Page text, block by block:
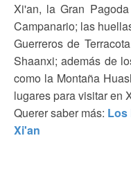
Xi'an, la Gran
Campanario; las
Guerreros de
Shaanxi; además de
como la Montaña
lugares para visitar en
Querer saber más: Los
Xi'an